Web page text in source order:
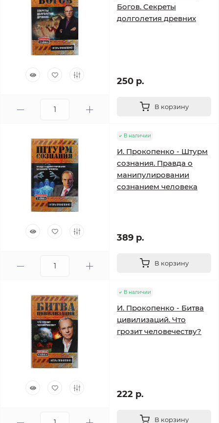
Богов. Секреты
долголетия древних
250 р.
В корзину
В наличии
И. Прокопенко - Штурм
сознания. Правда о
манипулировании
сознанием человека
389 р.
В корзину
В наличии
И. Прокопенко - Битва
цивилизаций. Что
грозит человечеству?
222 р.
В корзину